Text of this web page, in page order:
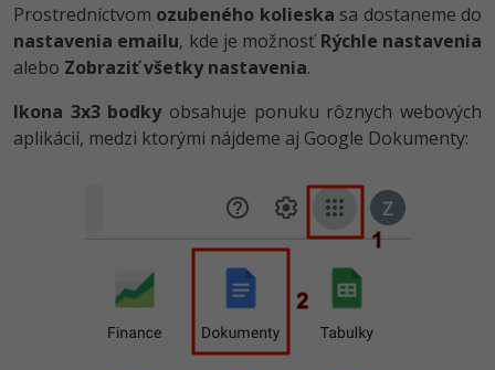
Prostredníctvom ozubeného kolieska sa dostaneme do
nastavenia emailu, kde je možnosť Rýchle nastavenia
alebo Zobraziť všetky nastavenia.
Ikona 3x3 bodkyobsahuje ponuku rôznych webových
aplikácií, medzi ktorými nájdeme aj Google Dokumenty: